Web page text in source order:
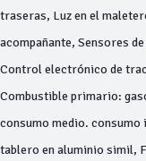
traseras, Luz en el
acompañante, Sensores
Control electrónico de
Combustible primario:
consumo medio. consumo
tablero en aluminio simil,